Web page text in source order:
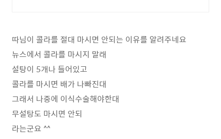
따님이 콜라를 절대 마시면 안되는 이유를 알려주네요
뉴스에서 콜라를 마시지 말래
설탕이 5개나 들어있고
콜라를 마시면 배가 나빠진대
그래서 나중에 이식수술해야한대
무설탕도 마시면 안되
라는군요 ^^